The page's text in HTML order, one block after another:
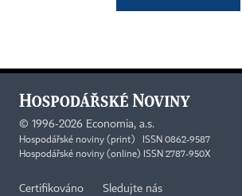
© 1996-2026 Economia, a.s.
Hospodářské noviny (print) ISSN 0862-9587
Hospodářské noviny (online) ISSN 2787-950X
Certifikováno Sledujte nás